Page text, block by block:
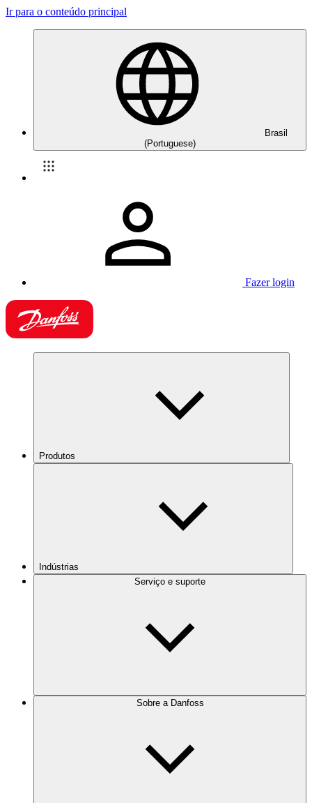
Ir para o conteúdo principal
Brasil
(Portuguese)
Fazer login
Produtos
Indústrias
Serviço e suporte
Sobre a Danfoss